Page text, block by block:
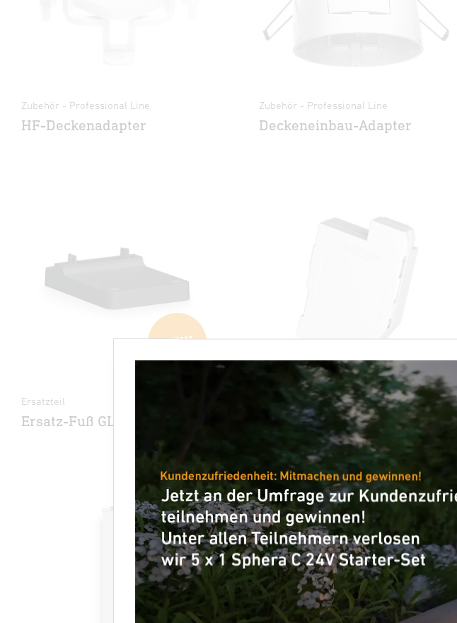
Zubehör - Professional Line
HF-Deckenadapter
Zubehör - Professional Line
Deckeneinbau-Adapter
Ersatzteil
Ersatz-Fuß GL 80
Zubehör - Professional Line
Notlicht-Modul R-Serie